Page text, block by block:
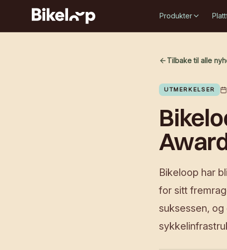
Produkter
Tilbake til alle
UTMERKELSER
Bikeloop har
for sitt
suksessen,